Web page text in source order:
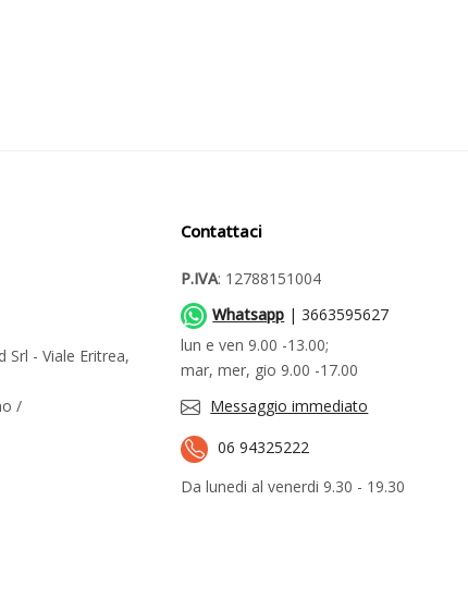
Srl - Viale Eritrea,
/
Contattaci
P.IVA: 12788151004
Whatsapp | 3663595627
lun e ven 9.00 -13.00;
mar, mer, gio 9.00 -17.00
Messaggio immediato
06 94325222
Da lunedi al venerdi 9.30 - 19.30